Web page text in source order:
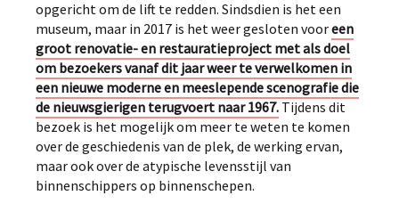
opgericht om de lift te redden. Sindsdien is het een
museum, maar in 2017 is het weer gesloten vooreen
groot renovatie- en restauratieproject met als doel
om bezoekers vanaf dit jaar weer te verwelkomen in
een nieuwe moderne en meeslepende scenografie die
de nieuwsgierigen terugvoert naar 1967. Tijdens dit
bezoek is het mogelijk om meer te weten te komen
over de geschiedenis van de plek, de werking ervan,
maar ook over de atypische levensstijl van
binnenschippers op binnenschepen.